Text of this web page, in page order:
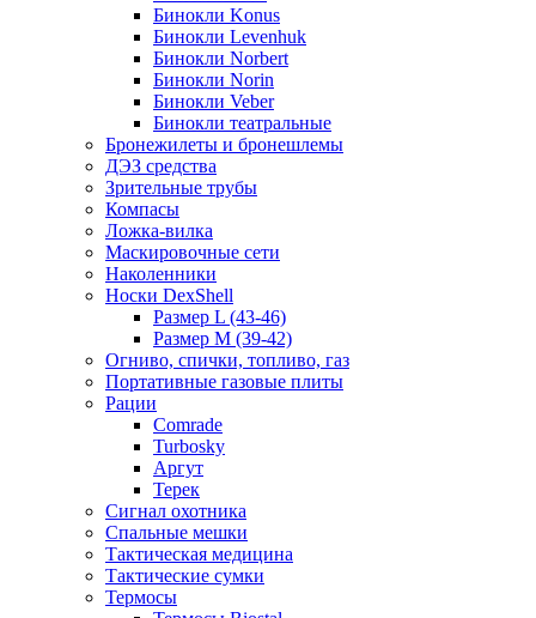
Бинокли Konus
Бинокли Levenhuk
Бинокли Norbert
Бинокли Norin
Бинокли Veber
Бинокли театральные
Бронежилеты и бронешлемы
ДЭЗ средства
Зрительные трубы
Компасы
Ложка-вилка
Маскировочные сети
Наколенники
Носки DexShell
Размер L (43-46)
Размер M (39-42)
Огниво, спички, топливо, газ
Портативные газовые плиты
Рации
Comrade
Turbosky
Аргут
Терек
Сигнал охотника
Спальные мешки
Тактическая медицина
Тактические сумки
Термосы